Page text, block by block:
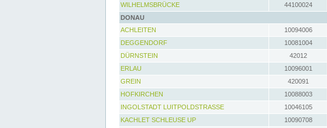
WILHELMSBRÜCKE
44100024
DONAU
ACHLEITEN
10094006
DEGGENDORF
10081004
DÜRNSTEIN
42012
ERLAU
10096001
GREIN
420091
HOFKIRCHEN
10088003
INGOLSTADT LUITPOLDSTRASSE
10046105
KACHLET SCHLEUSE UP
10090708